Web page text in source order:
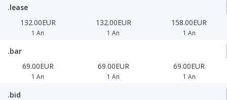
.lease
132.00EUR
1 An
132.00EUR
1 An
158.00EUR
1 An
.bar
69.00EUR
1 An
69.00EUR
1 An
69.00EUR
1 An
.bid